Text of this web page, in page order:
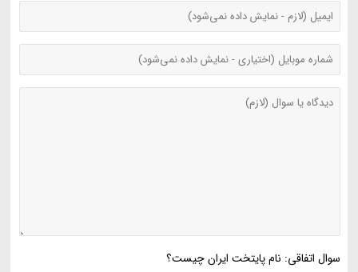
سوال اتفاقی: نام پایتخت ایران چیست؟